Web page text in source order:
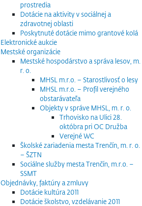
prostredia
Dotácie na aktivity v sociálnej a
zdravotnej oblasti
Poskytnuté dotácie mimo grantové kolá
Elektronické aukcie
Mestské organizácie
Mestské hospodárstvo a správa lesov, m.
r. o.
MHSL m.r.o. – Starostlivosť o lesy
MHSL m.r.o. – Profil verejného
obstarávateľa
Objekty v správe MHSL, m. r. o.
Trhovisko na Ulici 28.
októbra pri OC Družba
Verejné WC
Školské zariadenia mesta Trenčín, m. r. o.
– ŠZTN
Sociálne služby mesta Trenčín, m.r.o. –
SSMT
Objednávky, faktúry a zmluvy
Dotácie kultúra 2011
Dotácie školstvo, vzdelávanie 2011